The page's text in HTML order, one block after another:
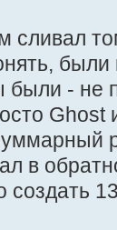
сливал
были -
Ghost
в